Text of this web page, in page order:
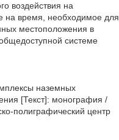
воздействия на
на время, необходимое для
местоположения в
системе
наземных
[Текст]: монография /
полиграфический центр